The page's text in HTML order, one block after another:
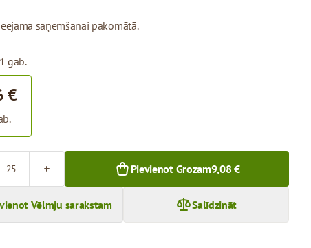
saņemšanai pakomātā.
gab.
€
Pievienot Grozam9,08 €
Vēlmju sarakstam Salīdzināt